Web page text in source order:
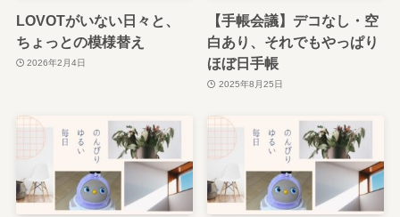
LOVOTがいない日々と、
ちょっとの模様替え
2026年2月4日
【手帳会議】デコなし・空
白あり、それでもやっぱり
ほぼ日手帳
2025年8月25日